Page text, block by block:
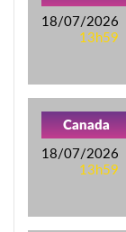
18/07/2026
13h59
Canada
18/07/2026
13h59